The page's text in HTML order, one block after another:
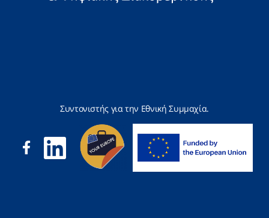
Συντονιστής για την Εθνική Συμμαχία.